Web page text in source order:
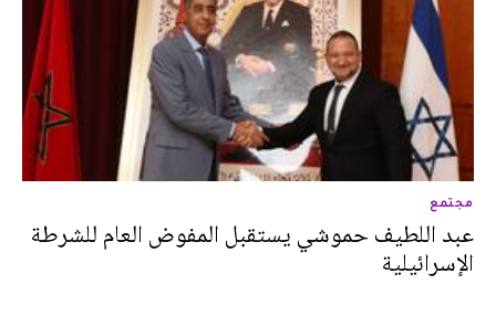
مجتمع
عبد اللطيف حموشي يستقبل المفوض العام للشرطة
الإسرائيلية